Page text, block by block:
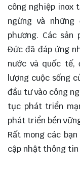
công nghiệp inox
ngừng và
phương. Các sản
Đức đã đáp ứng
nước và quốc tế,
lượng cuộc sống
đầu tư vào công
tục phát triển
phát triển bền
Rất mong các
cập nhật thông